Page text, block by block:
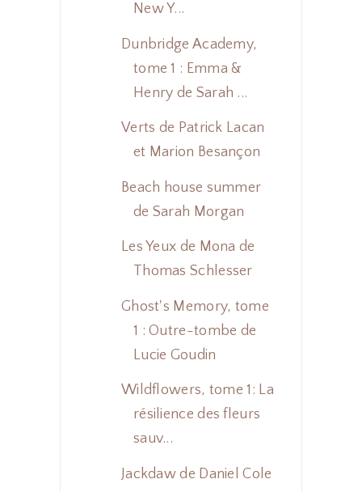
New Y...
Dunbridge Academy,
tome 1 : Emma &
Henry de Sarah ...
Verts de Patrick Lacan
et Marion Besançon
Beach house summer
de Sarah Morgan
Les Yeux de Mona de
Thomas Schlesser
Ghost's Memory, tome
1 : Outre-tombe de
Lucie Goudin
Wildflowers, tome 1: La
résilience des fleurs
sauv...
Jackdaw de Daniel Cole